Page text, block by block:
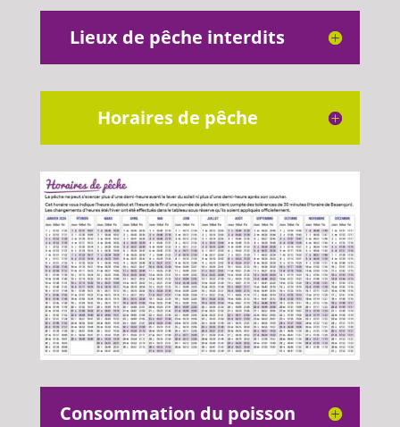
Lieux de pêche interdits
Horaires de pêche
Consommation du poisson